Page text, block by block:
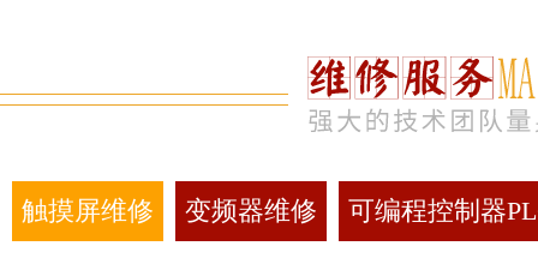
触摸屏维修 变频器维修 可编程控制器